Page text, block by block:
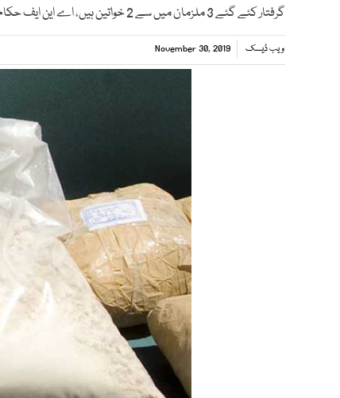
گرفتار کئے گئے 3 ملزمان میں سے 2 خواتین ہیں، اے این ایف حکام
ویب ڈیسک November 30, 2019